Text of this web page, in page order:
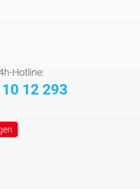
Hotline:
12 293